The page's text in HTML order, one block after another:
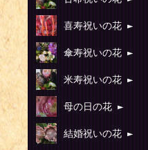
喜寿祝いの花 ►
傘寿祝いの花 ►
米寿祝いの花 ►
母の日の花 ►
結婚祝いの花 ►